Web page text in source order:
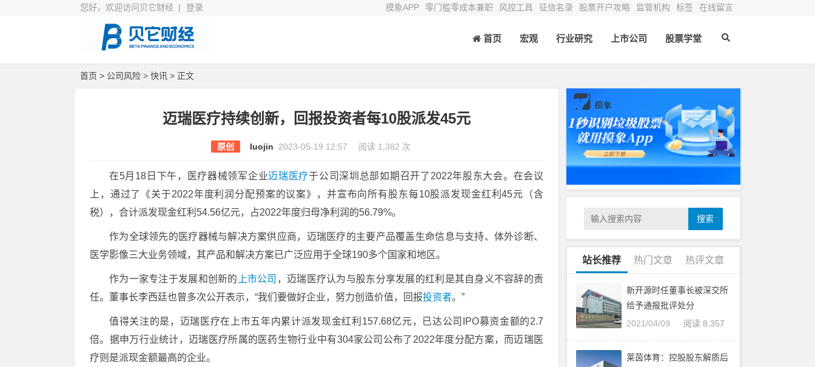
您好，欢迎访问贝它财经 | 登录 摸象APP 零门槛零成本兼职 风控工具 征信名录 股票开户攻略 监管机构 标签 在线留言
首页 宏观 行业研究 上市公司 股票学堂
首页 > 公司风险 > 快讯 > 正文
迈瑞医疗持续创新，回报投资者每10股派发45元
原创 luojin 2023-05-19 12:57 阅读 1,382 次
在5月18日下午，医疗器械领军企业迈瑞医疗于公司深圳总部如期召开了2022年股东大会。在会议
上，通过了《关于2022年度利润分配预案的议案》，并宣布向所有股东每10股派发现金红利45元（含
税），合计派发现金红利54.56亿元，占2022年度归母净利润的56.79%。
作为全球领先的医疗器械与解决方案供应商，迈瑞医疗的主要产品覆盖生命信息与支持、体外诊断、
医学影像三大业务领域，其产品和解决方案已广泛应用于全球190多个国家和地区。
作为一家专注于发展和创新的 上市公司 ，迈瑞医疗认为与股东分享发展的红利是其自身义不容辞的责
任。董事长李西廷也曾多次公开表示，“我们要做好企业，努力创造价值，回报投资者。”
值得关注的是，迈瑞医疗在上市五年内累计派发现金红利157.68亿元，已达公司IPO募资金额的2.7
倍。据申万行业统计，迈瑞医疗所属的医药生物行业中有304家公司公布了2022年度分配方案，而迈瑞医
疗则是派现金额最高的企业。
搜索
站长推荐 热门文章 热评文章
新开源时任董事长被深交所
给予通报批评处分
阅读 8,357
2021/04/09
莱茵体育：控股股东解质后